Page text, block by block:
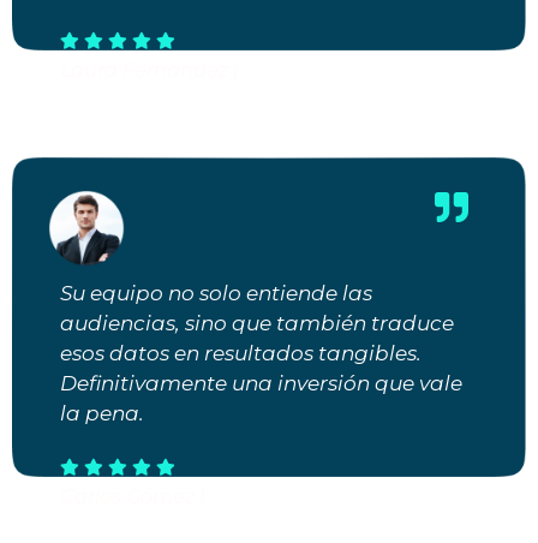
Su equipo no solo entiende las
audiencias, sino que también traduce
esos datos en resultados tangibles.
Definitivamente una inversión que vale
la pena.